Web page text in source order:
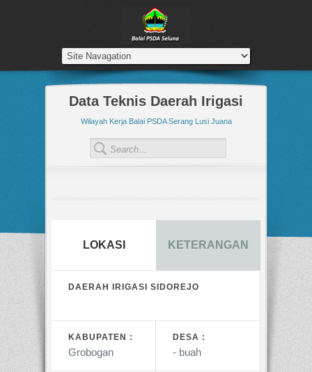
Data Teknis Daerah Irigasi
Wilayah Kerja Balai PSDA Serang Lusi Juana
LOKASI KETERANGAN
DAERAH IRIGASI SIDOREJO
KABUPATEN : DESA :